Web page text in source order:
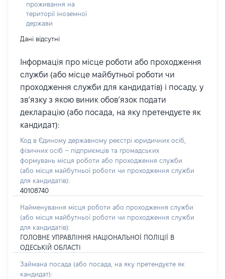
проживання на
території іноземної
держави
Дані відсутні
Інформація про місце роботи або проходження
служби (або місце майбутньої роботи чи
проходження служби для кандидатів) і посаду, у
зв’язку з якою виник обов’язок подати
декларацію (або посада, на яку претендуєте як
кандидат):
Код в Єдиному державному реєстрі юридичних осіб,
фізичних осіб – підприємців та громадських
формувань місця роботи або проходження служби
(або місця майбутньої роботи чи проходження служби
для кандидатів):
40108740
Найменування місця роботи або проходження служби
(або місця майбутньої роботи чи проходження служби
для кандидатів):
ГОЛОВНЕ УПРАВЛІННЯ НАЦІОНАЛЬНОЇ ПОЛІЦІЇ В
ОДЕСЬКІЙ ОБЛАСТІ
Займана посада (або посада, на яку претендуєте як
кандидат):